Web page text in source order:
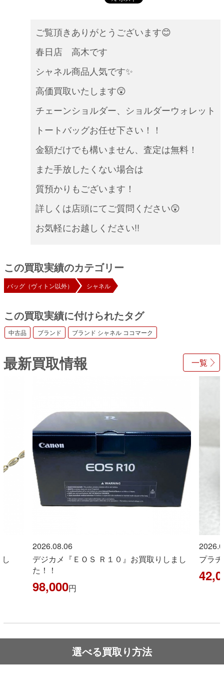
ご覧頂きありがとうございます😊
春日店 高木です
シャネル商品人気です✨
高価買取いたします😲
チェーンショルダー、ショルダーウォレット
トートバッグお任せ下さい！！
金額だけでも構いません、査定は無料！
また手放したくない場合は
質預かりもございます！
詳しくは店頭にてご質問ください😲
お気軽にお越しください!!
この買取実績のカテゴリー
バッグ（ヴィトン以外） シャネル
この買取実績に付けられたタグ
中古品 ブランド ブランド シャネル ココマーク
一覧
最新買取情報
2026.08.06
デジカメ『ＥＯＳ Ｒ１０』お買取りしまし
た！！
98,000円
プラ
選べる買取り方法